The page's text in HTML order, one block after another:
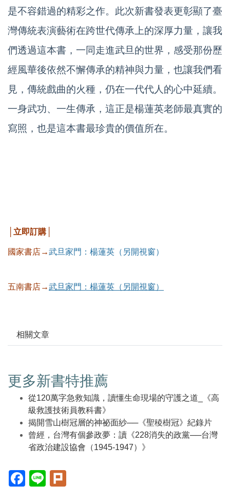
是不容錯過的精彩之作。 此次新書發表更彰顯了臺
灣傳統表演藝術在跨世代傳承上的深厚力量，讓我
們透過這本書，一同走進武旦的世界，感受那份歷
經風華後依然不懈傳承的精神與力量，也讓我們看
見，傳統戲曲的火種，仍在一代代人的心中延續。
一身武功、一生傳承，這正是楊蓮英老師最真實的
寫照，也是這本書最珍貴的價值所在。
│立即訂購│
國家書店→武旦家門：楊蓮英（另開視窗）
五南書店→武旦家門：楊蓮英（另開視窗）
相關文章
更多新書特推薦
從120萬字急救知識，讀懂生命現場的守護之道_《高
級救護技術員教科書》
揭開雪山樹冠層的神祕面紗──《聖稜樹冠》紀錄片
曾經，台灣有個參政夢：讀《228消失的政黨──台灣
省政治建設協會（1945-1947）》
Facebook(另
開
Line(另
開